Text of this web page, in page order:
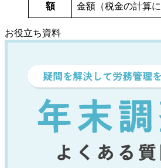
額
金額（税金の計算に
お役立ち資料